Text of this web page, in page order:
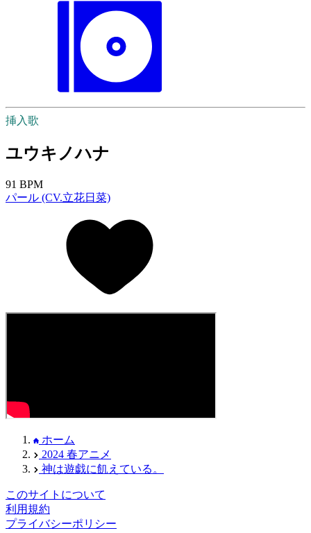
挿入歌
ユウキノハナ
91 BPM
パール (CV.立花日菜)
ホーム
2024 春アニメ
神は遊戯に飢えている。
このサイトについて
利用規約
プライバシーポリシー